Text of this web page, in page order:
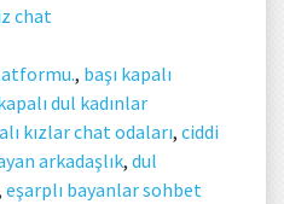
chat
, başı kapalı
dul kadınlar
kızlar chat odaları, ciddi
arkadaşlık, dul
eşarplı bayanlar sohbet